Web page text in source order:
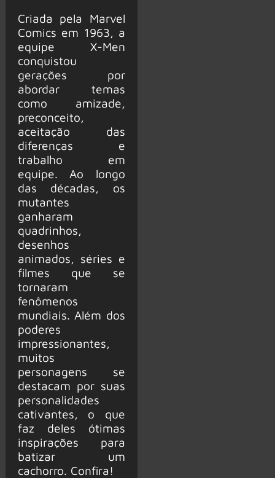
Criada pela Marvel
Comics em 1963, a
equipe X-Men
conquistou
gerações por
abordar temas
como amizade,
preconceito,
aceitação das
diferenças e
trabalho em
equipe. Ao longo
das décadas, os
mutantes
ganharam
quadrinhos,
desenhos
animados, séries e
filmes que se
tornaram
fenômenos
mundiais. Além dos
poderes
impressionantes,
muitos
personagens se
destacam por suas
personalidades
cativantes, o que
faz deles ótimas
inspirações para
batizar um
cachorro. Confira!